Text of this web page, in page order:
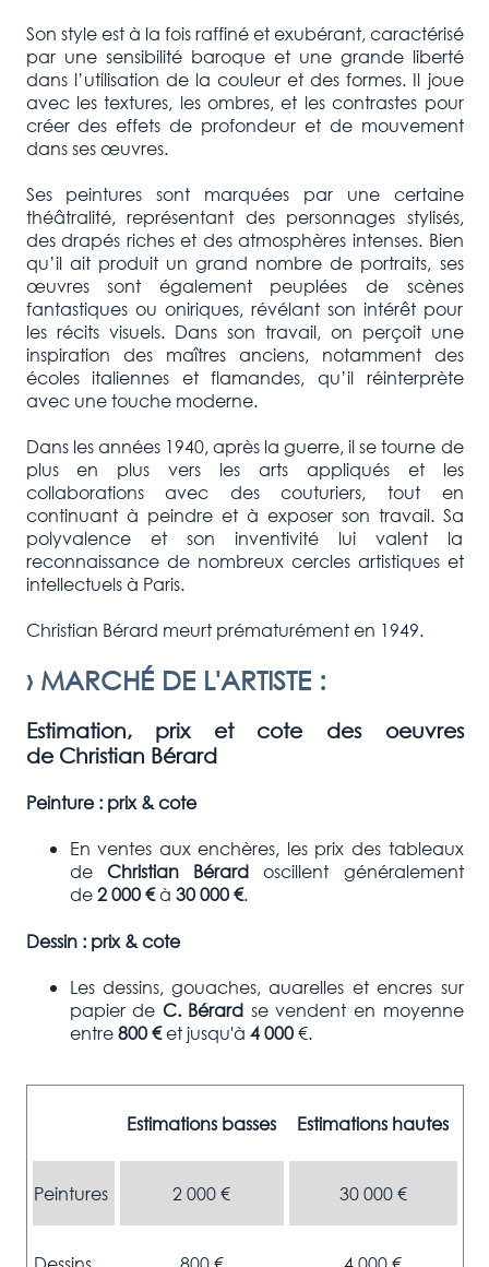
Son style est à la fois raffiné et exubérant, caractérisé
par une sensibilité baroque et une grande liberté
dans l’utilisation de la couleur et des formes. Il joue
avec les textures, les ombres, et les contrastes pour
créer des effets de profondeur et de mouvement
dans ses œuvres.
Ses peintures sont marquées par une certaine
théâtralité, représentant des personnages stylisés,
des drapés riches et des atmosphères intenses. Bien
qu’il ait produit un grand nombre de portraits, ses
œuvres sont également peuplées de scènes
fantastiques ou oniriques, révélant son intérêt pour
les récits visuels. Dans son travail, on perçoit une
inspiration des maîtres anciens, notamment des
écoles italiennes et flamandes, qu’il réinterprète
avec une touche moderne.
Dans les années 1940, après la guerre, il se tourne de
plus en plus vers les arts appliqués et les
collaborations avec des couturiers, tout en
continuant à peindre et à exposer son travail. Sa
polyvalence et son inventivité lui valent la
reconnaissance de nombreux cercles artistiques et
intellectuels à Paris.
Christian Bérard meurt prématurément en 1949.
› MARCHÉ DE L'ARTISTE:
Estimation, prix et cote des oeuvres
de Christian Bérard
Peinture : prix & cote
En ventes aux enchères, les prix des tableaux
de
Christian Bérard
oscillent généralement
de2 000€à 30 000 €.
Dessin : prix & cote
Les dessins, gouaches, auarelles et encres sur
papier de C. Bérard se vendent en moyenne
entre800 €et jusqu'à 4 000€.
Estimations basses Estimations hautes
Peintures 2 000 € 30 000 €